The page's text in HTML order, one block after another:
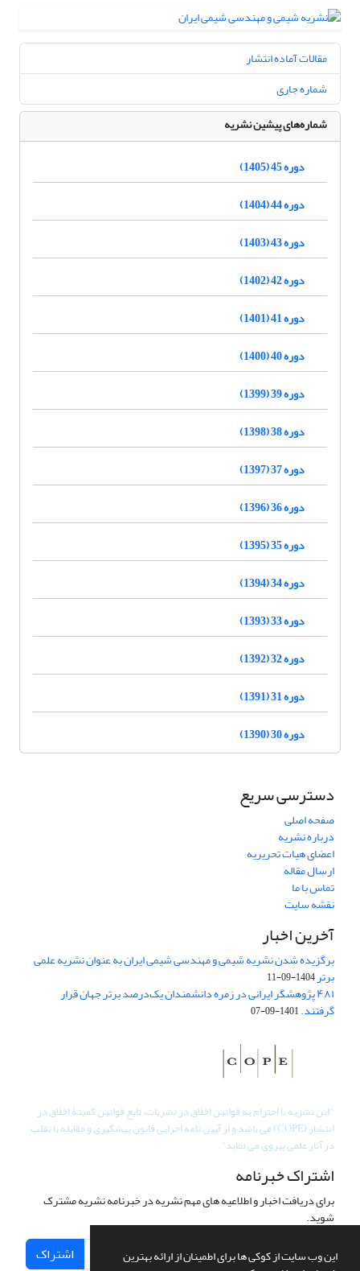
این وب سایت از کوکی ها برای اطمینان از ارائه بهترین
مقالات آماده انتشار
شماره جاری
شماره‌های پیشین نشریه
دوره 45 (1405)
دوره 44 (1404)
دوره 43 (1403)
دوره 42 (1402)
دوره 41 (1401)
دوره 40 (1400)
دوره 39 (1399)
دوره 38 (1398)
دوره 37 (1397)
دوره 36 (1396)
دوره 35 (1395)
دوره 34 (1394)
دوره 33 (1393)
دوره 32 (1392)
دوره 31 (1391)
دوره 30 (1390)
دسترسی سریع
صفحه اصلی
درباره نشریه
اعضای هیات تحریریه
ارسال مقاله
تماس با ما
نقشه سایت
آخرین اخبار
برگزیده شدن نشریه شیمی و مهندسی شیمی ایران به عنوان نشریه علمی
برتر1404-09-11
۴۸۱ پژوهشگر ایرانی در زمره دانشمندان یک‌درصد برتر جهان قرار
گرفتند.1401-09-07
"این نشریه با احترام به قوانین اخلاق در نشریات، تابع قوانین کمیتۀ اخلاق در
انتشار (COPE) می باشد و از آیین نامه اجرایی قانون پیشگیری و مقابله با تقلب
در آثار علمی پیروی می نماید".
اشتراک خبرنامه
برای دریافت اخبار و اطلاعیه های مهم نشریه در خبرنامه نشریه مشترک
شوید.
اشتراک